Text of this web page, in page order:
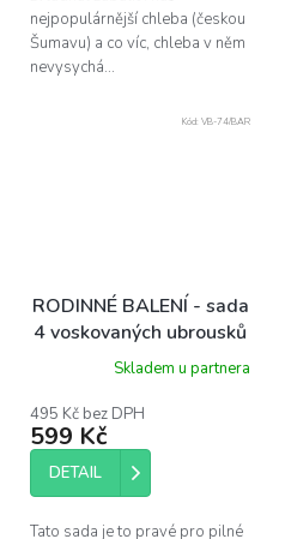
nejpopulárnější chleba (českou
Šumavu) a co víc, chleba v něm
nevysychá...
RODINNÉ BALENÍ - sada
4 voskovaných ubrousků
Skladem u partnera
495 Kč bez DPH
599 Kč
DETAIL
Tato sada je to pravé pro pilné
Kód: VB-74/BAR